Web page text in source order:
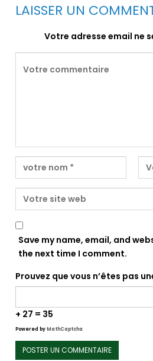
LAISSER UN
Votre adresse email ne
Save my name, email, and
the next time I comment.
Prouvez que vous n’êtes pas
+ 27 = 35
Powered byMathCaptcha